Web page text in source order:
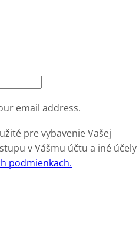
email address.
pre vybavenie Vašej
v Vášmu účtu a iné účely
podmienkach.